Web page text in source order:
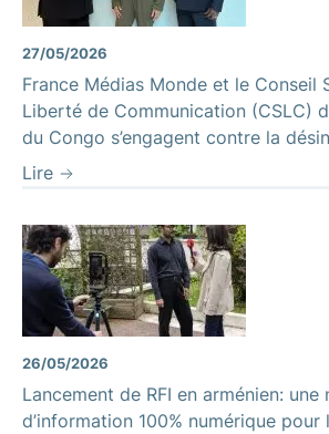
27/05/2026
France Médias Monde et le Conseil
Liberté de Communication (CSLC)
du Congo s’engagent contre la
Lire
26/05/2026
Lancement de RFI en arménien:
d’information 100% numérique pour